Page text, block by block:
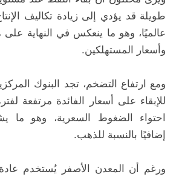
طويلة قد يؤدي إلى زيادة تكاليف
عالميًا، وهو ما ينعكس في النهاية
وأسعار المستهلكين.
ومع ارتفاع التضخم، تجد البنوك
للإبقاء على أسعار الفائدة مرتفعة
احتواء الضغوط السعرية، وهو ما
إضافيًا بالنسبة للذهب.
ورغم أن المعدن الأصفر يُستخدم